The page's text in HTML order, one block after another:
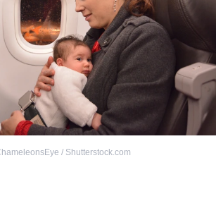
/ Shutterstock.com